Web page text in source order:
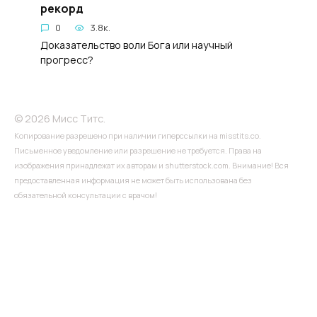
рекорд
0 3.8к.
Доказательство воли Бога или научный
прогресс?
© 2026 Мисс Титс.
Копирование разрешено при наличии гиперссылки на misstits.co.
Письменное уведомление или разрешение не требуется. Права на
изображения принадлежат их авторам и shutterstock.com. Внимание! Вся
предоставленная информация не может быть использована без
обязательной консультации с врачом!